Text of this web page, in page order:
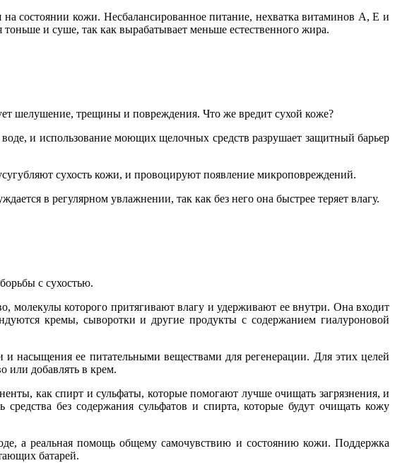
состоянии кожи. Несбалансированное питание, нехватка витаминов A, E и
и суше, так как вырабатывает меньше естественного жира.
шелушение, трещины и повреждения. Что же вредит сухой коже?
и использование моющих щелочных средств разрушает защитный барьер
сухость кожи, и провоцируют появление микроповреждений.
в регулярном увлажнении, так как без него она быстрее теряет влагу.
с сухостью.
молекулы которого притягивают влагу и удерживают ее внутри. Она входит
кремы, сыворотки и другие продукты с содержанием гиалуроновой
насыщения ее питательными веществами для регенерации. Для этих целей
или добавлять в крем.
как спирт и сульфаты, которые помогают лучше очищать загрязнения, и
без содержания сульфатов и спирта, которые будут очищать кожу
а реальная помощь общему самочувствию и состоянию кожи. Поддержка
батарей.